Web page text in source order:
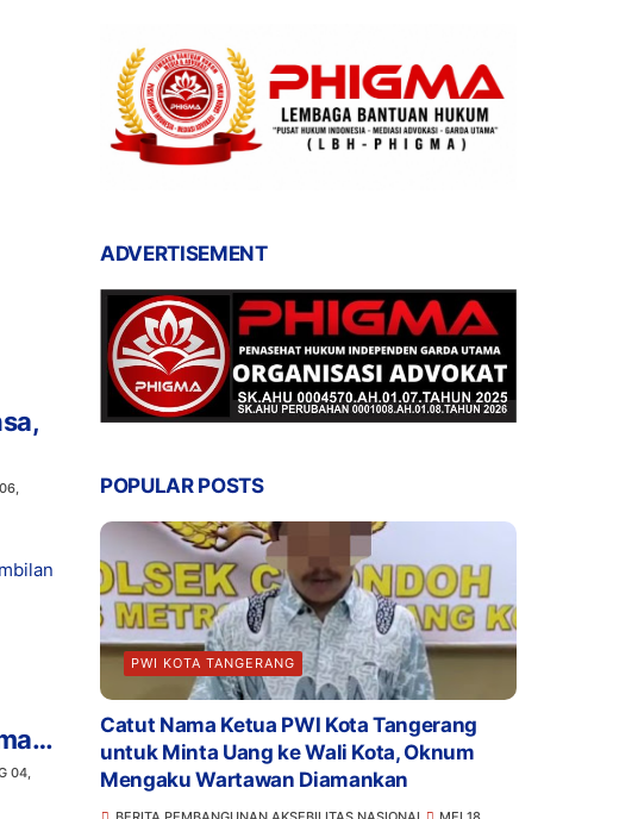
04,
ADVERTISEMENT
POPULAR POSTS
PWI KOTA TANGERANG
Catut Nama Ketua PWI Kota Tangerang
untuk Minta Uang ke Wali Kota, Oknum
Mengaku Wartawan Diamankan